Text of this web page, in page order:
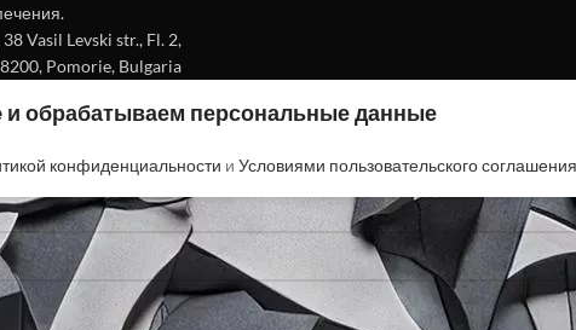
Vasil Levski str., Fl. 2,
Pomorie, Bulgaria
обрабатываем персональные данные
конфиденциальности и Условиями пользовательского соглашения